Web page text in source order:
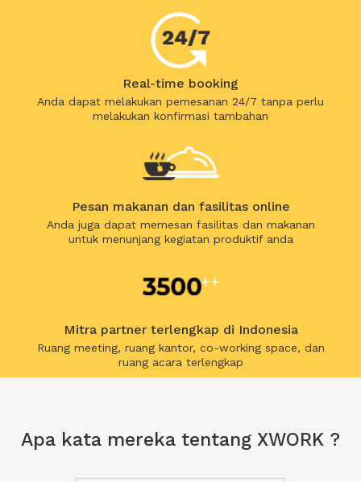
Real-time booking
Anda dapat melakukan pemesanan 24/7 tanpa perlu
melakukan konfirmasi tambahan
Pesan makanan dan fasilitas online
Anda juga dapat memesan fasilitas dan makanan
untuk menunjang kegiatan produktif anda
Mitra partner terlengkap di Indonesia
Ruang meeting, ruang kantor, co-working space, dan
ruang acara terlengkap
Apa kata mereka tentang XWORK ?